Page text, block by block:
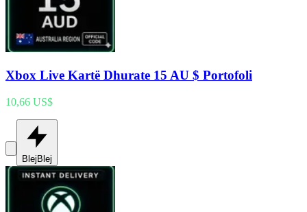
Xbox Live Kartë Dhurate 15 AU $ Portofoli
10,66 US$
BlejBlej